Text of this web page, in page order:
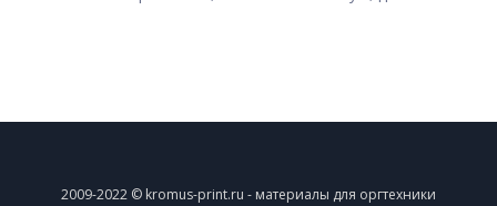
2009-2022 © kromus-print.ru - материалы для оргтехники